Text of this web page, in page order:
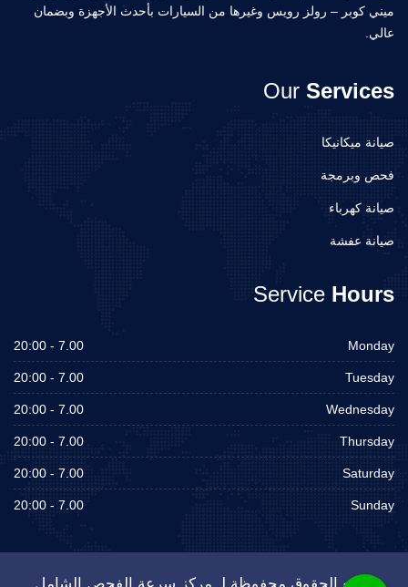
ميني كوبر – رولز رويس وغيرها من السيارات بأحدث الأجهزة وبضمان
عالي.
Our Services
صيانة ميكانيكا
فحص وبرمجة
صيانة كهرباء
صيانة عفشة
Service Hours
Monday
7.00 - 20:00
Tuesday
7.00 - 20:00
Wednesday
7.00 - 20:00
Thursday
7.00 - 20:00
Saturday
7.00 - 20:00
Sunday
7.00 - 20:00